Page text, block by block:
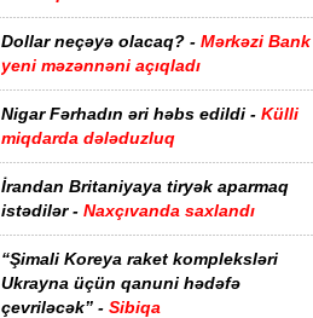
Dollar neçəyə olacaq? - Mərkəzi Bank
yeni məzənnəni açıqladı
Nigar Fərhadın əri həbs edildi - Külli
miqdarda dələduzluq
İrandan Britaniyaya tiryək aparmaq
istədilər - Naxçıvanda saxlandı
“Şimali Koreya raket kompleksləri
Ukrayna üçün qanuni hədəfə
çevriləcək” - Sibiqa